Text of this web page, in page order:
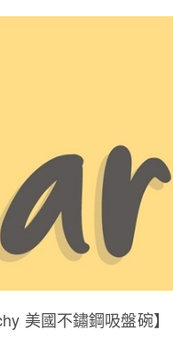
美國不鏽鋼吸盤碗】